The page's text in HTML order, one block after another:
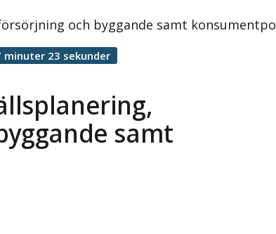
och byggande samt
samt
minuter 23 sekunder